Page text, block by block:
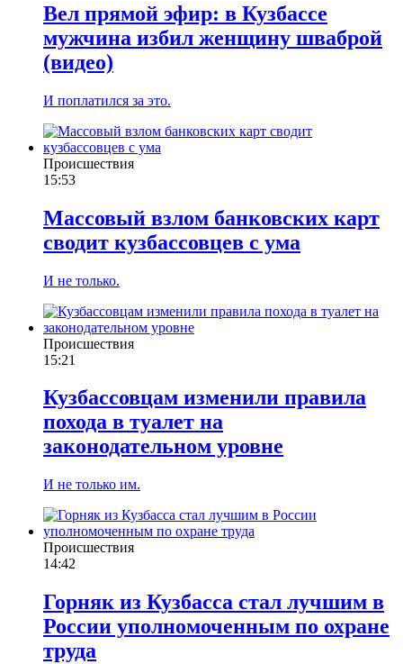
Вел прямой эфир: в Кузбассе
мужчина избил женщину шваброй
(видео)
И поплатился за это.
Происшествия
15:53
Массовый взлом банковских карт
сводит кузбассовцев с ума
И не только.
Происшествия
15:21
Кузбассовцам изменили правила
похода в туалет на
законодательном уровне
И не только им.
Происшествия
14:42
Горняк из Кузбасса стал лучшим в
России уполномоченным по охране
труда